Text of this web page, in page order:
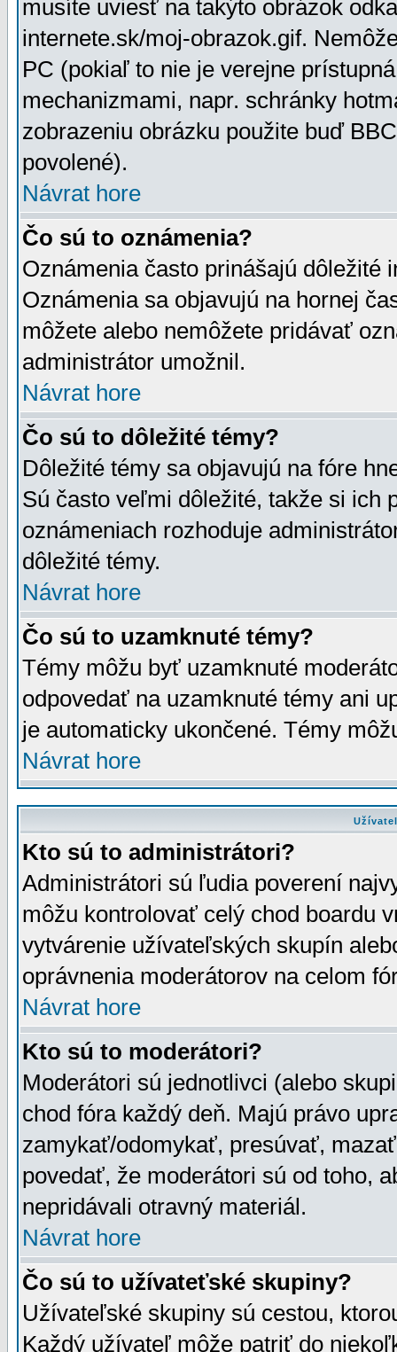
musíte uviesť na takýto obrázok
internete.sk/moj-obrazok.gif.
PC (pokiaľ to nie je verejne
mechanizmami, napr. schránky
zobrazeniu obrázku použite buď
povolené).
Návrat hore
Čo sú to oznámenia?
Oznámenia často prinášajú dôležité
Oznámenia sa objavujú na hornej
môžete alebo nemôžete pridávať
administrátor umožnil.
Návrat hore
Čo sú to dôležité témy?
Dôležité témy sa objavujú na fóre
Sú často veľmi dôležité, takže si ich
oznámeniach rozhoduje
dôležité témy.
Návrat hore
Čo sú to uzamknuté témy?
Témy môžu byť uzamknuté
odpovedať na uzamknuté témy ani
je automaticky ukončené. Témy
Návrat hore
Kto sú to administrátori?
Administrátori sú ľudia poverení
môžu kontrolovať celý chod boardu
vytvárenie užívateľských skupín
oprávnenia moderátorov na celom
Návrat hore
Kto sú to moderátori?
Moderátori sú jednotlivci (alebo
chod fóra každý deň. Majú právo
zamykať/odomykať, presúvať,
povedať, že moderátori sú od toho,
nepridávali otravný materiál.
Návrat hore
Čo sú to užívateťské skupiny?
Užívateľské skupiny sú cestou,
Každý užívateľ môže patriť do